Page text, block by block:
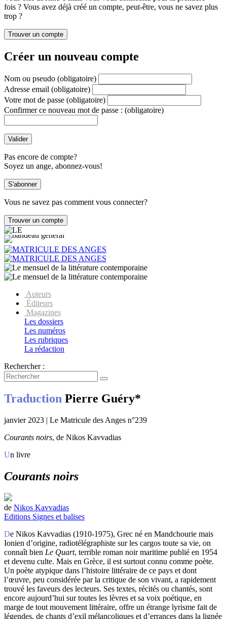
fois ? Vous avez déjà créé un compte, peut-être, vous ne savez plus
trop ?
Créer un nouveau compte
Nom ou pseudo (obligatoire)
Adresse email (obligatoire)
Votre mot de passe (obligatoire)
Confirmer ce nouveau mot de passe : (obligatoire)
Pas encore de compte?
Soyez un ange, abonnez-vous!
Vous ne savez pas comment vous connecter?
Auteurs
Éditeurs
Magazines
Les dossiers
Les numéros
Les rubriques
La rédaction
Rechercher :
Traduction Pierre Guéry*
janvier 2023 | Le Matricule des Anges n°239
Courants noirs, de Nikos Kavvadias
Un livre
Courants noirs
de Nikos Kavvadias
Editions Signes et balises
De Nikos Kavvadias (1910-1975), Grec né en Mandchourie mais
Ionien d’origine, radiotélégraphiste sur les cargos toute sa vie, on
connaît bien Le Quart, terrible roman noir maritime publié en 1954
et devenu culte. Mais en Grèce, il est surtout connu comme poète.
Un poète atypique dans l’histoire littéraire de ce pays et dont
l’œuvre, peu considérée par la critique de son vivant, a rapidement
trouvé les faveurs des lecteurs. Ses textes, récités ou chantés, sont
encore aujourd’hui sur toutes les lèvres et sa voix poétique, en
marge de tout mouvement littéraire, offre un étrange lyrisme fait de
légendes, de chants d’exil mélancoliques et d’errances dans la lignée